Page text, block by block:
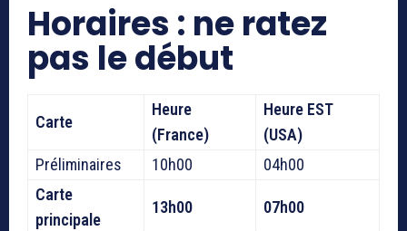
Horaires : ne ratez
pas le début
Carte
Heure
(France)
Heure EST
(USA)
Préliminaires
10h00
04h00
Carte
principale
13h00 07h00